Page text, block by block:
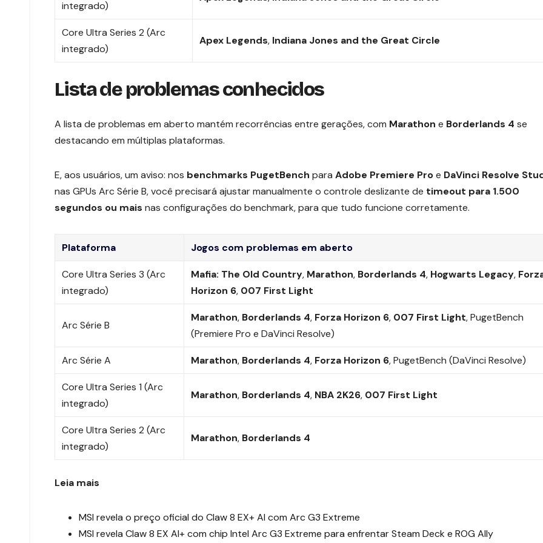
integrado)
Core Ultra Series 2 (Arc
integrado)
Apex Legends, Indiana Jones and the Great Circle
Lista de problemas conhecidos
A lista de problemas em aberto mantém recorrências entre gerações, com Marathon e Borderlands 4 se
destacando em múltiplas plataformas.
E, aos usuários, um aviso: nos benchmarks PugetBench para Adobe Premiere Proe DaVinci Resolve
nas GPUs Arc Série B, você precisará ajustar manualmente o controle deslizante de timeout para 1.500
segundos ou mais nas configurações do benchmark, para que tudo funcione corretamente.
Plataforma Jogos com problemas em aberto
Core Ultra Series 3 (Arc
integrado)
Mafia: The Old Country, Marathon, Borderlands 4, Hogwarts Legacy,
Horizon 6, 007 First Light
Arc Série B
Marathon, Borderlands 4, Forza Horizon 6, 007 First Light, PugetBench
(Premiere Pro e DaVinci Resolve)
Arc Série A Marathon, Borderlands 4, Forza Horizon 6, PugetBench (DaVinci Resolve)
Core Ultra Series 1 (Arc
integrado)
Marathon, Borderlands 4, NBA 2K26, 007 First Light
Core Ultra Series 2 (Arc
integrado)
Marathon, Borderlands 4
Leia mais
MSI revela o preço oficial do Claw 8 EX+ AI com Arc G3 Extreme
MSI revela Claw 8 EX AI+ com chip Intel Arc G3 Extreme para enfrentar Steam Deck e ROG Ally